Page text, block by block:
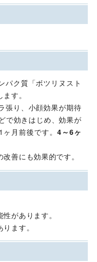
パク質「ボツリヌスト
す。
張り、小顔効果が期待
で効きはじめ、効果が
月前後です。 4～6ヶ
善にも効果的です。
があります。
ます。